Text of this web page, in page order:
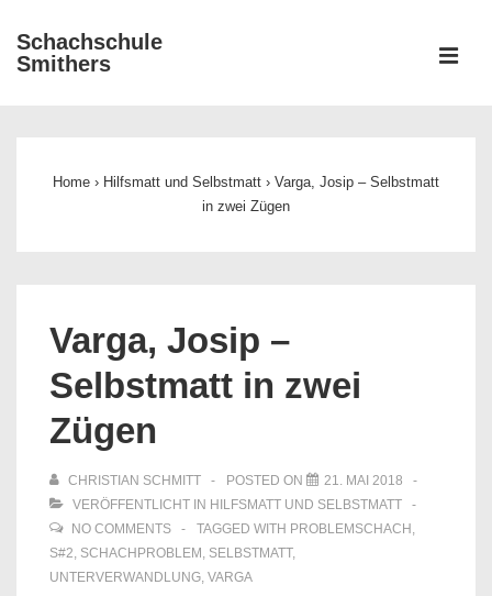
Zum
Inhalt
Schachschule
Smithers
Home › Hilfsmatt und Selbstmatt › Varga, Josip – Selbstmatt
in zwei Zügen
Varga, Josip –
Selbstmatt in zwei
Zügen
CHRISTIAN SCHMITT POSTED ON
21. MAI 2018
VERÖFFENTLICHT IN HILFSMATT UND SELBSTMATT
NO COMMENTS
TAGGED WITH PROBLEMSCHACH ,
S#2, SCHACHPROBLEM , SELBSTMATT,
UNTERVERWANDLUNG, VARGA